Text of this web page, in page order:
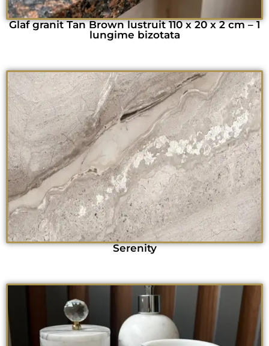
Glaf granit Tan Brown lustruit 110 x 20 x 2 cm – 1
lungime bizotata
Serenity